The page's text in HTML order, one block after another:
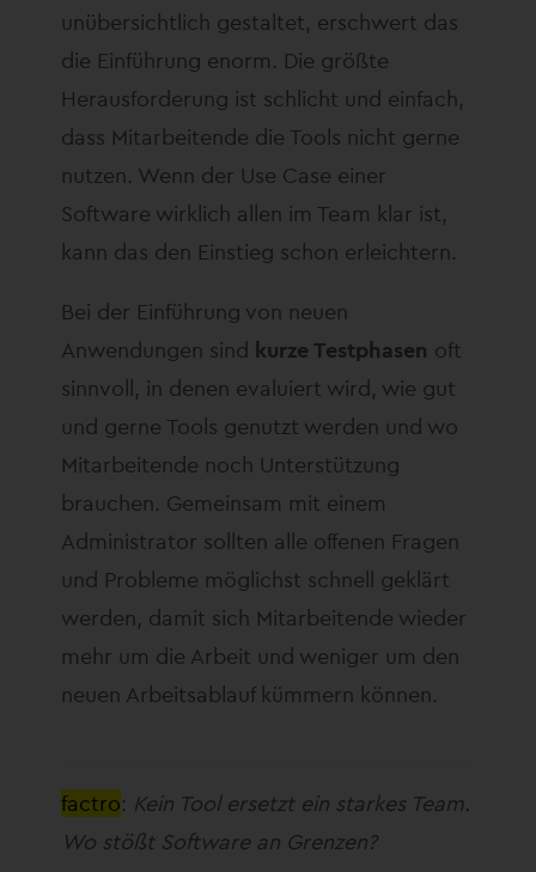
unübersichtlich gestaltet, erschwert das
die Einführung enorm. Die größte
Herausforderung ist schlicht und einfach,
dass Mitarbeitende die Tools nicht gerne
nutzen. Wenn der Use Case einer
Software wirklich allen im Team klar ist,
kann das den Einstieg schon erleichtern.
Bei der Einführung von neuen
Anwendungen sind kurze Testphasen oft
sinnvoll, in denen evaluiert wird, wie gut
und gerne Tools genutzt werden und wo
Mitarbeitende noch Unterstützung
brauchen. Gemeinsam mit einem
Administrator sollten alle offenen Fragen
und Probleme möglichst schnell geklärt
werden, damit sich Mitarbeitende wieder
mehr um die Arbeit und weniger um den
neuen Arbeitsablauf kümmern können.
factro: Kein Tool ersetzt ein starkes Team.
Wo stößt Software an Grenzen?